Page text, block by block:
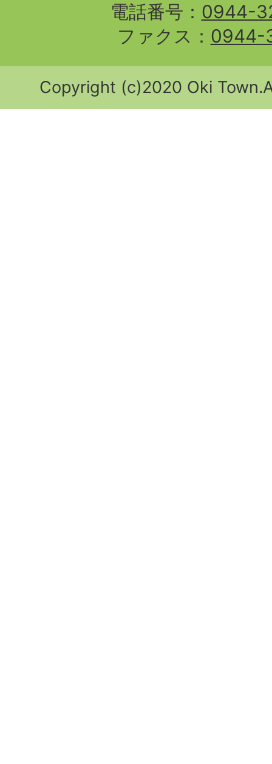
電話番号： 0944-
ファクス： 0944-
Copyright (c)2020 Oki